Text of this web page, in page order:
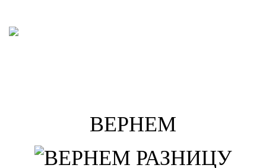
ВЕРНЕМ